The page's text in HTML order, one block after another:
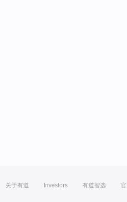
关于有道 Investors 有道智选